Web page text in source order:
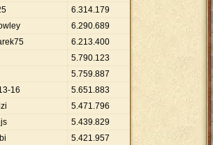
6.314.179
6.290.689
6.213.400
5.790.123
5.759.887
16 5.651.883
5.471.796
5.439.829
5.421.957